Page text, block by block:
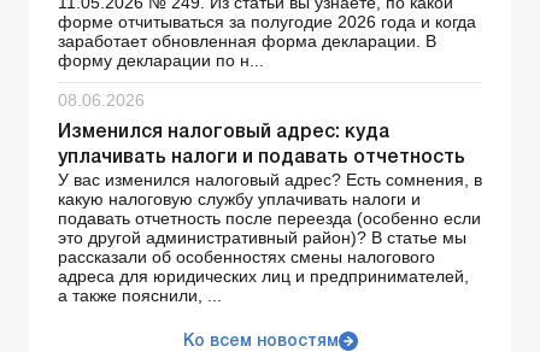
форме отчитываться за полугодие 2026 года и когда
заработает обновленная форма декларации. В
форму декларации по н...
08.06.2026
Изменился налоговый адрес: куда
уплачивать налоги и подавать отчетность
У вас изменился налоговый адрес? Есть сомнения, в
какую налоговую службу уплачивать налоги и
подавать отчетность после переезда (особенно если
это другой административный район)? В статье мы
рассказали об особенностях смены налогового
адреса для юридических лиц и предпринимателей,
а также пояснили, ...
Ко всем новостям